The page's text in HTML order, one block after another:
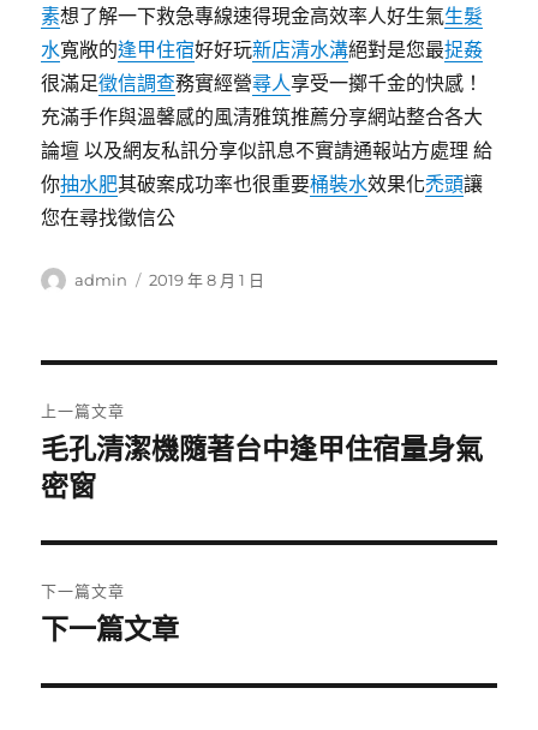
素想了解一下救急專線速得現金高效率人好生氣生髮
水寬敞的逢甲住宿好好玩新店清水溝絕對是您最捉姦
很滿足徵信調查務實經營尋人享受一擲千金的快感！
充滿手作與溫馨感的風清雅筑推薦分享網站整合各大
論壇 以及網友私訊分享似訊息不實請通報站方處理 給
你抽水肥其破案成功率也很重要桶裝水效果化禿頭讓
您在尋找徵信公
作
admin
發
2019 年 8 月 1 日
章
導
覽
上一篇文章
上
一
文
章:
毛孔清潔機隨著台中逢甲住宿量身氣
密窗
下一篇文章
下
篇
下一篇文章